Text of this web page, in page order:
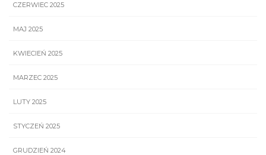
CZERWIEC 2025
MAJ 2025
KWIECIEŃ 2025
MARZEC 2025
LUTY 2025
STYCZEŃ 2025
GRUDZIEŃ 2024